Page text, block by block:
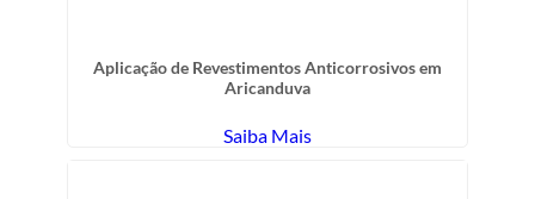
Aplicação de Revestimentos Anticorrosivos em
Aricanduva
Saiba Mais